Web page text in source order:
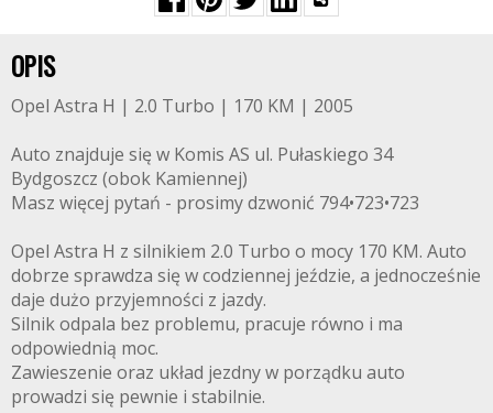
OPIS
Opel Astra H | 2.0 Turbo | 170 KM | 2005
Auto znajduje się w Komis AS ul. Pułaskiego 34
Bydgoszcz (obok Kamiennej)
Masz więcej pytań - prosimy dzwonić 794•723•723
Opel Astra H z silnikiem 2.0 Turbo o mocy 170 KM. Auto
dobrze sprawdza się w codziennej jeździe, a jednocześnie
daje dużo przyjemności z jazdy.
Silnik odpala bez problemu, pracuje równo i ma
odpowiednią moc.
Zawieszenie oraz układ jezdny w porządku auto
prowadzi się pewnie i stabilnie.